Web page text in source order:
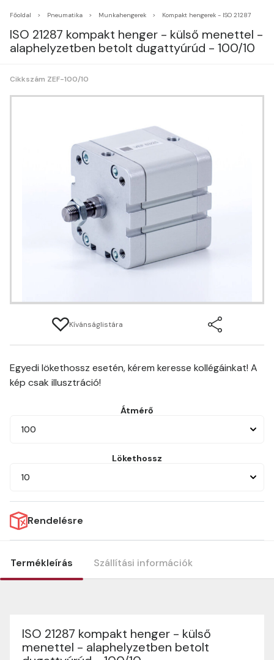
Főoldal Pneumatika Munkahengerek Kompakt hengerek - ISO 21287
ISO 21287 kompakt henger - külső menettel -
alaphelyzetben betolt dugattyúrúd - 100/10
Cikkszám ZEF-100/10
Kívánságlistára
Egyedi lökethossz esetén, kérem keresse kollégáinkat! A
kép csak illusztráció!
Átmérő
100
Lökethossz
10
Rendelésre
Termékleírás Szállítási információk
ISO 21287 kompakt henger - külső
menettel - alaphelyzetben betolt
Szállítási információk
Nagyon köszönjük, hogy webshopunkat választottátok